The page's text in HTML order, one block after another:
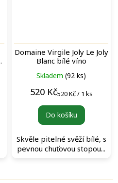
Domaine Virgile Joly Le Joly
Blanc bílé víno
Skladem (92 ks)
520 KčMěrná
520 Kč / 1 ks
Do košíku
Skvěle pitelné svěží bílé, s
pevnou chuťovou stopou...